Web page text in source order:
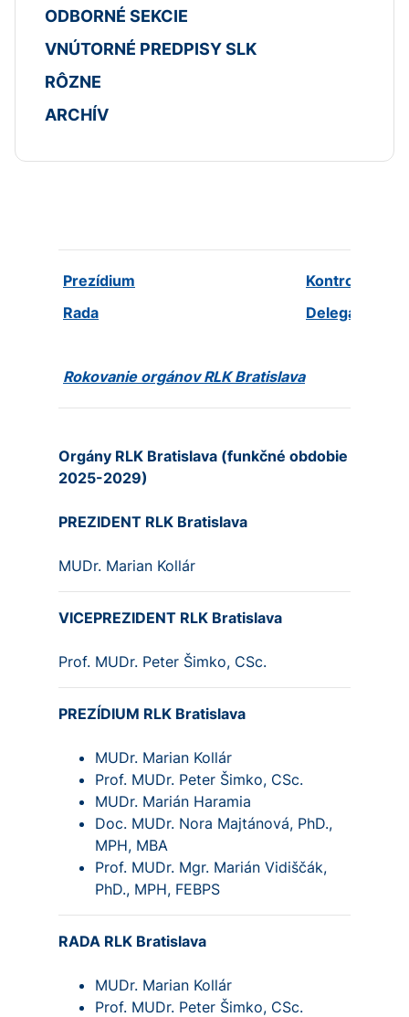
ODBORNÉ SEKCIE
VNÚTORNÉ PREDPISY SLK
RÔZNE
ARCHÍV
Prezídium
Kontrolný
Rada
Delegáti
Rokovanie orgánov RLK Bratislava
Orgány RLK Bratislava (funkčné obdobie
2025-2029)
PREZIDENT RLK Bratislava
MUDr. Marian Kollár
VICEPREZIDENT RLK Bratislava
Prof. MUDr. Peter Šimko, CSc.
PREZÍDIUM RLK Bratislava
MUDr. Marian Kollár
Prof. MUDr. Peter Šimko, CSc.
MUDr. Marián Haramia
Doc. MUDr. Nora Majtánová, PhD.,
MPH, MBA
Prof. MUDr. Mgr. Marián Vidiščák,
PhD., MPH, FEBPS
RADA RLK Bratislava
MUDr. Marian Kollár
Prof. MUDr. Peter Šimko, CSc.